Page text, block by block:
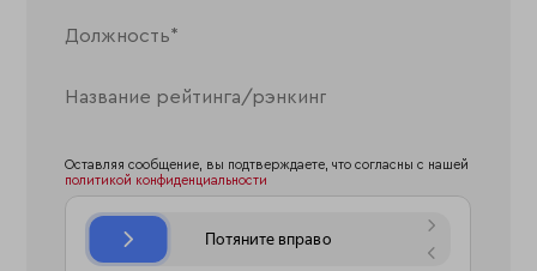
Оставляя сообщение, вы подтверждаете, что согласны с нашей
политикой конфиденциальности